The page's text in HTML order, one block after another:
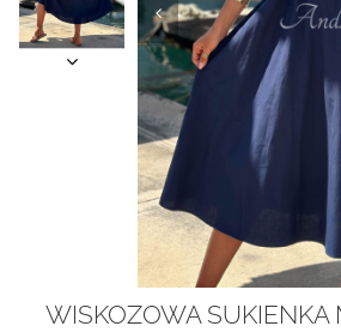
WISKOZOWA SUKIENKA